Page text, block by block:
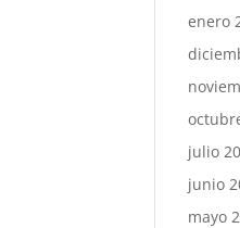
enero
julio
junio
mayo